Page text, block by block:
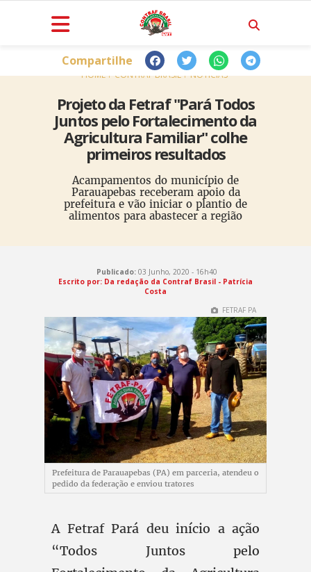
HOME CONTRAF BRASIL NOTÍCIAS
Projeto da Fetraf "Pará Todos
Juntos pelo Fortalecimento da
Agricultura Familiar" colhe
primeiros resultados
Acampamentos do município de
Parauapebas receberam apoio da
prefeitura e vão iniciar o plantio de
alimentos para abastecer a região
Compartilhe
Publicado:03 Junho, 2020 - 16h40
Escrito por: Da redação da Contraf Brasil - Patrícia
Costa
FETRAF PA
Prefeitura de Parauapebas (PA) em parceria, atendeu o
pedido da federação e enviou tratores
A Fetraf Pará deu início a ação
“Todos Juntos pelo